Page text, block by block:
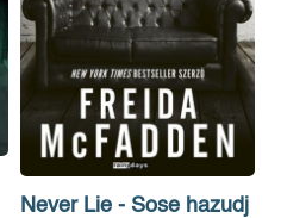
Never Lie - Sose hazudj